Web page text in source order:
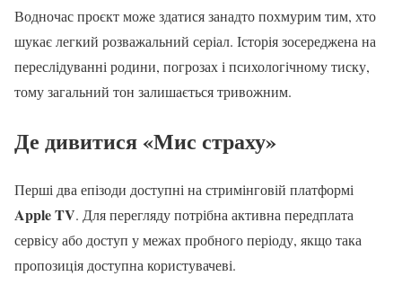
Водночас проєкт може здатися занадто похмурим тим, хто
шукає легкий розважальний серіал. Історія зосереджена на
переслідуванні родини, погрозах і психологічному тиску,
тому загальний тон залишається тривожним.
Де дивитися «Мис страху»
Перші два епізоди доступні на стримінговій платформі
Apple TV. Для перегляду потрібна активна передплата
сервісу або доступ у межах пробного періоду, якщо така
пропозиція доступна користувачеві.